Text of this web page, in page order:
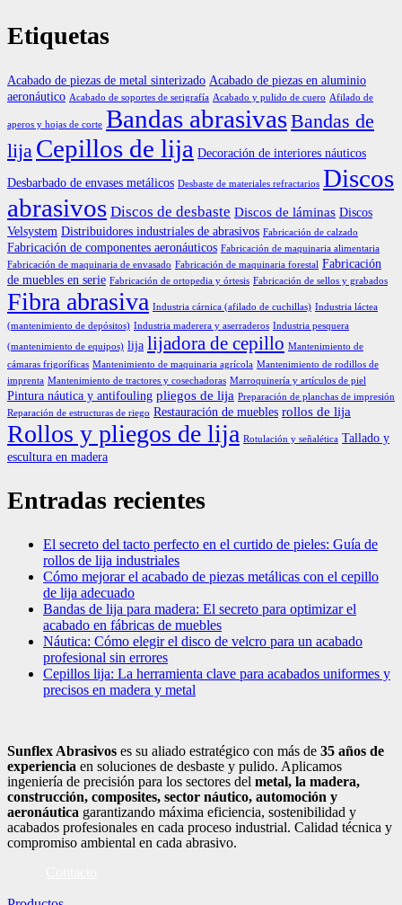
Etiquetas
Acabado de piezas de metal sinterizado Acabado de piezas en aluminio
aeronáutico Acabado de soportes de serigrafía Acabado y pulido de cuero Afilado de
aperos y hojas de corte Bandas abrasivasBandas de
lija Cepillos de lija Decoración de interiores náuticos
Desbarbado de envases metálicos Desbaste de materiales refractarios Discos
abrasivos Discos de desbaste Discos de láminas Discos
Velsystem Distribuidores industriales de abrasivos Fabricación de calzado
Fabricación de componentes aeronáuticos Fabricación de maquinaria alimentaria
Fabricación de maquinaria de envasado Fabricación de maquinaria forestal Fabricación
de muebles en serie Fabricación de ortopedia y órtesis Fabricación de sellos y grabados
Fibra abrasiva Industria cárnica (afilado de cuchillas) Industria láctea
(mantenimiento de depósitos) Industria maderera y aserraderos Industria pesquera
(mantenimiento de equipos) lija lijadora de cepillo Mantenimiento de
cámaras frigoríficas Mantenimiento de maquinaria agrícola Mantenimiento de rodillos de
imprenta Mantenimiento de tractores y cosechadoras Marroquinería y artículos de piel
Pintura náutica y antifouling pliegos de lija Preparación de planchas de impresión
Reparación de estructuras de riego Restauración de muebles rollos de lija
Rollos y pliegos de lija Rotulación y señalética Tallado y
escultura en madera
Entradas recientes
El secreto del tacto perfecto en el curtido de pieles: Guía de
rollos de lija industriales
Cómo mejorar el acabado de piezas metálicas con el cepillo
de lija adecuado
Bandas de lija para madera: El secreto para optimizar el
acabado en fábricas de muebles
Náutica: Cómo elegir el disco de velcro para un acabado
profesional sin errores
Cepillos lija: La herramienta clave para acabados uniformes y
precisos en madera y metal
Sunflex Abrasivos es su aliado estratégico con más de 35 años de
experiencia en soluciones de desbaste y pulido. Aplicamos
ingeniería de precisión para los sectores del metal, la madera,
construcción, composites, sector náutico, automoción y
aeronáutica garantizando máxima eficiencia, sostenibilidad y
acabados profesionales en cada proceso industrial. Calidad técnica y
compromiso ambiental en cada abrasivo.